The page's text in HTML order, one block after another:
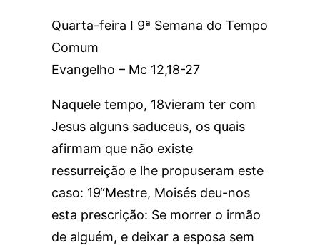
Quarta-feira I 9ª Semana do Tempo
Comum
Evangelho – Mc 12,18-27
Naquele tempo, 18vieram ter com
Jesus alguns saduceus, os quais
afirmam que não existe
ressurreição e lhe propuseram este
caso: 19“Mestre, Moisés deu-nos
esta prescrição: Se morrer o irmão
de alguém, e deixar a esposa sem